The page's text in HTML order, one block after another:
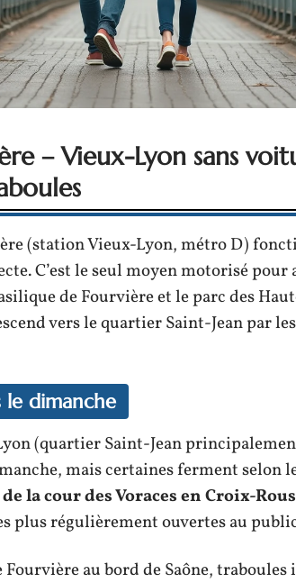
– Vieux-Lyon sans
(station Vieux-Lyon, métro D)
C’est le seul moyen motorisé
de Fourvière et le parc des
vers le quartier Saint-Jean par
le dimanche
(quartier Saint-Jean
mais certaines ferment selon
la cour des Voraces en Croix-
plus régulièrement ouvertes au
Fourvière au bord de Saône,